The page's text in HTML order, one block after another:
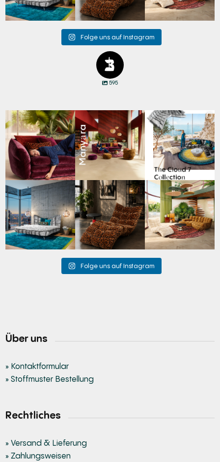
Folge uns auf Instagram
595
Den Kopf anlehnen. Die
Gedanken auf Reisen...
60 0
Manyara. Inspiriert von
der Weite Afrikas....
57 2
Für jeden Lieblingsplatz
die passende Cloud.
☁️...
61 1
Cloud 7 – nicht nur zum
Sitzen, sondern auch
zum...
147 3
A bold statement. A
quiet retreat.
Mit unserem...
202 4
Take a walk on the wild
side. 🐆
Anlässlich...
105 1
Folge uns auf Instagram
Über uns
» Kontaktformular
» Stoffmuster Bestellung
Rechtliches
» Versand & Lieferung
» Zahlungsweisen